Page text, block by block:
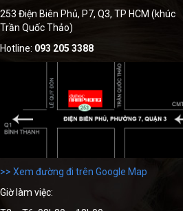
253 Điện Biên Phủ, P7, Q3, TP HCM (khúc
Trần Quốc Thảo)
Hotline: 093 205 3388
>> Xem đường đi trên Google Map
Giờ làm việc: